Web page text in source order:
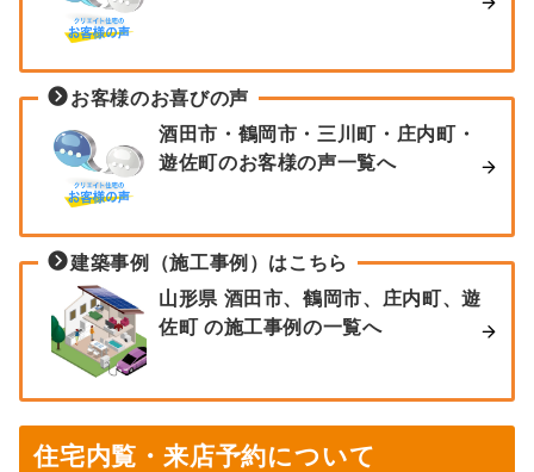
お客様のお喜びの声
酒田市・鶴岡市・三川町・庄内町・
遊佐町のお客様の声一覧へ
建築事例（施工事例）はこちら
山形県 酒田市、鶴岡市、庄内町、遊
佐町 の施工事例の一覧へ
住宅内覧・来店予約について